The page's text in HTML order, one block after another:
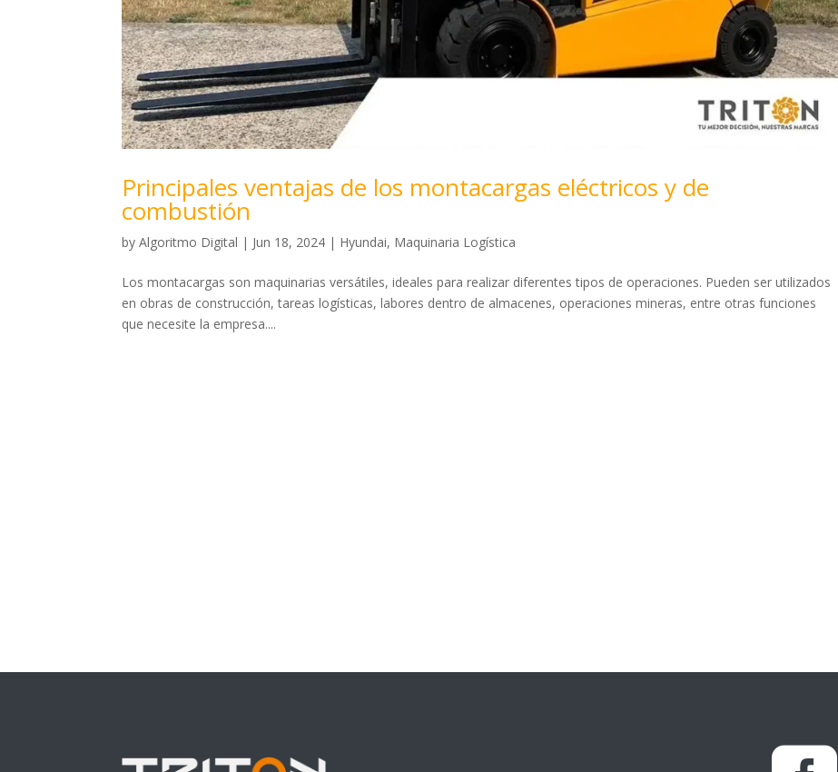
Principales ventajas de los montacargas eléctricos y de
combustión
byAlgoritmo Digital | Jun 18, 2024 | Hyundai, Maquinaria Logística
Los montacargas son maquinarias versátiles, ideales para realizar diferentes tipos de operaciones. Pueden ser utilizados
en obras de construcción, tareas logísticas, labores dentro de almacenes, operaciones mineras, entre otras funciones
que necesite la empresa....